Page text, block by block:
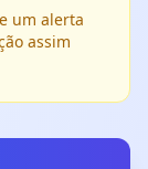
um alerta
assim